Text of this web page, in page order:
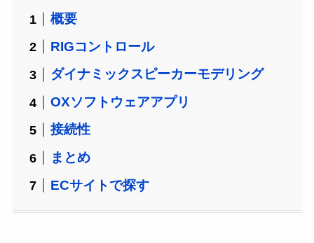
概要
RIGコントロール
ダイナミックスピーカーモデリング
OXソフトウェアアプリ
接続性
まとめ
ECサイトで探す